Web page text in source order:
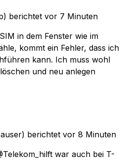
berichtet vor 7 Minuten
in dem Fenster wie im
kommt ein Fehler, dass ich
kann. Ich muss wohl
und neu anlegen
berichtet vor 8 Minuten
war auch bei T-